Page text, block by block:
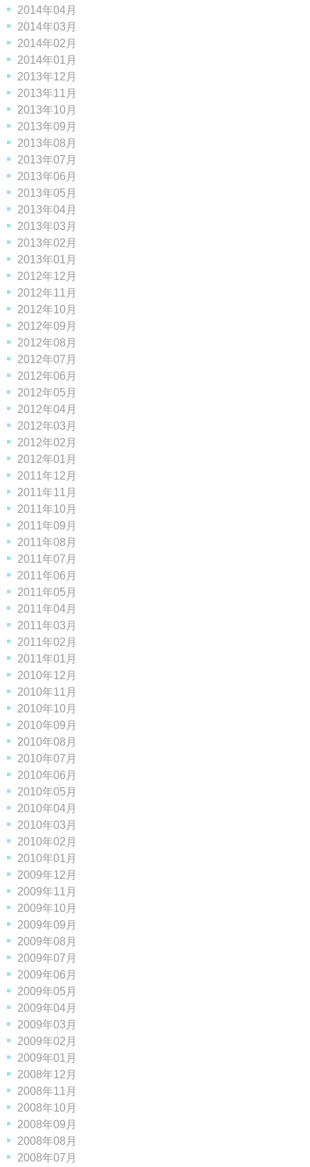
2014年04月
2014年03月
2014年02月
2014年01月
2013年12月
2013年11月
2013年10月
2013年09月
2013年08月
2013年07月
2013年06月
2013年05月
2013年04月
2013年03月
2013年02月
2013年01月
2012年12月
2012年11月
2012年10月
2012年09月
2012年08月
2012年07月
2012年06月
2012年05月
2012年04月
2012年03月
2012年02月
2012年01月
2011年12月
2011年11月
2011年10月
2011年09月
2011年08月
2011年07月
2011年06月
2011年05月
2011年04月
2011年03月
2011年02月
2011年01月
2010年12月
2010年11月
2010年10月
2010年09月
2010年08月
2010年07月
2010年06月
2010年05月
2010年04月
2010年03月
2010年02月
2010年01月
2009年12月
2009年11月
2009年10月
2009年09月
2009年08月
2009年07月
2009年06月
2009年05月
2009年04月
2009年03月
2009年02月
2009年01月
2008年12月
2008年11月
2008年10月
2008年09月
2008年08月
2008年07月